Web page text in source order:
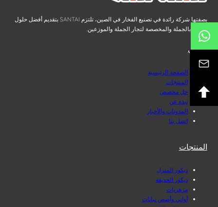
بصفتها شركة رائدة في تصنيع الفخار في الصين، تلتزم SANTAI بتقديم أفضل حلول
الفخار بالجملة والمخصصة لتجار الجملة والموزعين.
سانتي
الصفحة الرئيسية
المنتجات
حل مخصص
نبذة عن
المدونات والأخبار
اتصل بنا
المنتجات
ديكور المنزل
ديكور الحديقة
مزهريات
أواني وأصص نباتات